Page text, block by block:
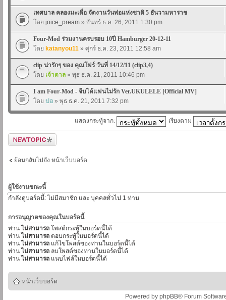
เทศบาล คลองมะเดื่อ จัดงานวันพ่อแห่งชาติ 5 ธันวามหาราช
โดย joice_pream » จันทร์ ธ.ค. 26, 2011 1:30 pm
Four-Mod ร่วมงานครบรอบ 10ปี Hamburger 20-12-11
โดย katanyou11 » ศุกร์ ธ.ค. 23, 2011 12:58 am
clip น่ารักๆ ของ คุณโฟร์ วันที่ 14/12/11 (clip3,4)
โดย เจ้าตาล » พุธ ธ.ค. 21, 2011 10:46 pm
I am Four-Mod - จีบได้แฟนไม่รัก Ver.UKULELE [Official MV]
โดย ปอ » พุธ ธ.ค. 21, 2011 7:32 pm
แสดงกระทู้จาก: เรียงตาม
ตั้งกระทู้ใหม่
ย้อนกลับไปยัง หน้าเว็บบอร์ด
ผู้ใช้งานขณะนี้
่กำลังดูบอร์ดนี้: ไม่มีสมาชิก และ บุคคลทั่วไป 1 ท่าน
การอนุญาตของคุณในบอร์ดนี้
ท่าน ไม่สามารถ โพสต์กระทู้ในบอร์ดนี้ได้
ท่าน ไม่สามารถ ตอบกระทู้ในบอร์ดนี้ได้
ท่าน ไม่สามารถ แก้ไขโพสต์ของท่านในบอร์ดนี้ได้
ท่าน ไม่สามารถ ลบโพสต์ของท่านในบอร์ดนี้ได้
ท่าน ไม่สามารถ แนบไฟล์ในบอร์ดนี้ได้
หน้าเว็บบอร์ด
Powered by phpBB® Forum